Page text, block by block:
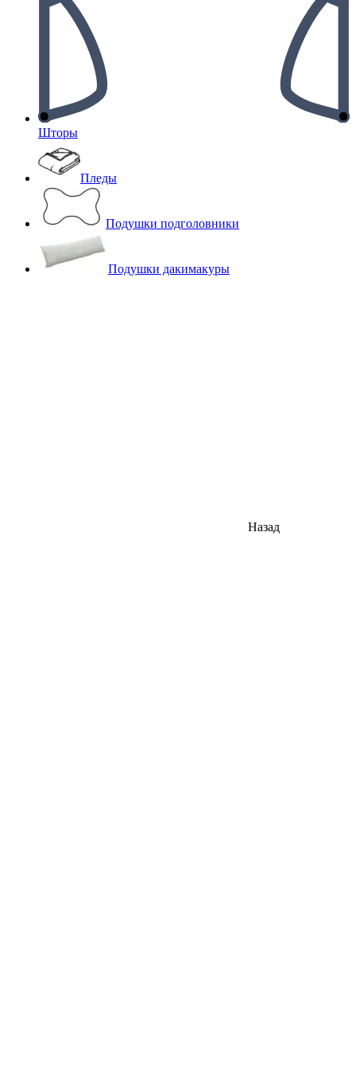
Шторы
Пледы
Подушки подголовники
Подушки дакимакуры
Назад